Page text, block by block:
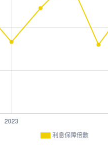
利息保障倍數